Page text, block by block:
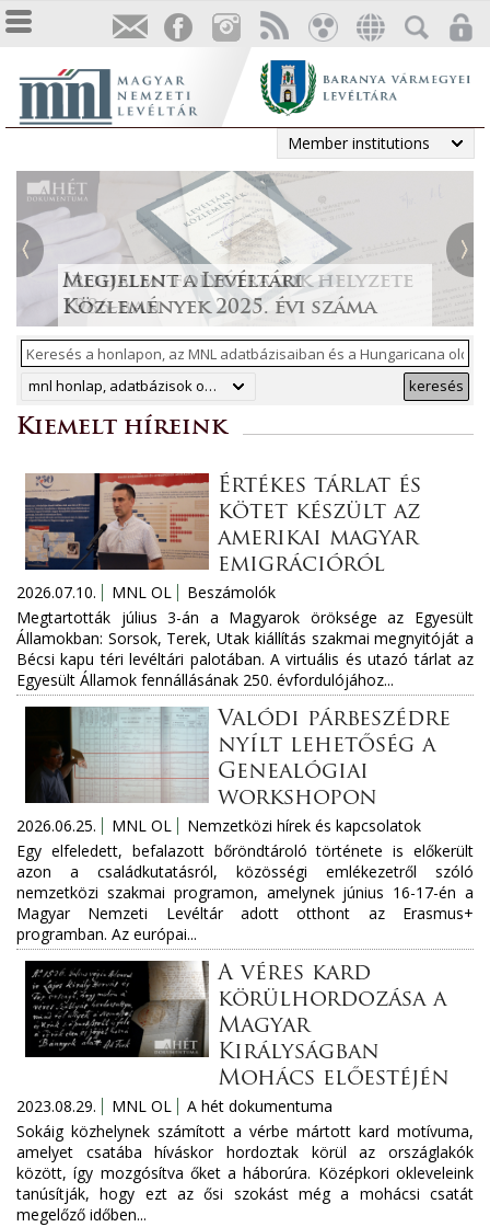
Member institutions
Irodalmi folyóiratok helyzete
1986-ban
Megjelent a Levéltári
Közlemények 2025. évi száma
„Lapidáris emlékek” a levéltári
anyagban
ArchívNet 2026/2.
Tájékoztatás a Pest vármegyei
állami anyakönyvi
másodpéldányok online
közzétételéről
mnl honlap, adatbázisok online, hungaricana keresés
Kiemelt híreink
Értékes tárlat és
kötet készült az
amerikai magyar
emigrációról
2026.07.10. MNL OL
Beszámolók
Megtartották július 3-án a Magyarok öröksége az Egyesült
Államokban: Sorsok, Terek, Utak kiállítás szakmai megnyitóját a
Bécsi kapu téri levéltári palotában. A virtuális és utazó tárlat az
Egyesült Államok fennállásának 250. évfordulójához...
Valódi párbeszédre
nyílt lehetőség a
Genealógiai
workshopon
2026.06.25. MNL OL
Nemzetközi hírek és kapcsolatok
Egy elfeledett, befalazott bőröndtároló története is előkerült
azon a családkutatásról, közösségi emlékezetről szóló
nemzetközi szakmai programon, amelynek június 16-17-én a
Magyar Nemzeti Levéltár adott otthont az Erasmus+
programban. Az európai...
A véres kard
körülhordozása a
Magyar
Királyságban
Mohács előestéjén
2023.08.29. MNL OL
A hét dokumentuma
Sokáig közhelynek számított a vérbe mártott kard motívuma,
amelyet csatába híváskor hordoztak körül az országlakók
között, így mozgósítva őket a háborúra. Középkori okleveleink
tanúsítják, hogy ezt az ősi szokást még a mohácsi csatát
megelőző időben...